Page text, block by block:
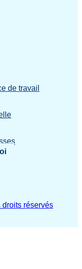
de travail
droits réservés